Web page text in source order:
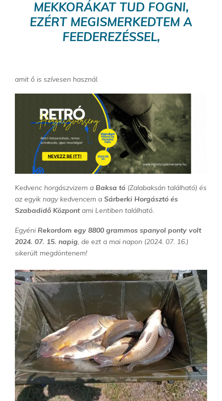
MEKKORÁKAT TUD FOGNI,
EZÉRT MEGISMERKEDTEM A
FEEDEREZÉSSEL,
amit ő is szívesen használ.
Kedvenc horgászvizem a Baksa tó (Zalabaksán található) és
az egyik nagy kedvencem a Sárberki Horgásztó és
Szabadidő Központami Lentiben található.
Egyéni Rekordom egy 8800 grammos spanyol ponty volt
2024. 07. 15. napig, de ezt a mai napon (2024. 07. 16.)
sikerült megdöntenem!